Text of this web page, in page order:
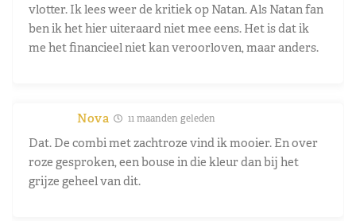
vlotter. Ik lees weer de kritiek op Natan. Als Natan fan
ben ik het hier uiteraard niet mee eens. Het is dat ik
me het financieel niet kan veroorloven, maar anders.
Nova 11 maanden geleden
Dat. De combi met zachtroze vind ik mooier. En over
roze gesproken, een bouse in die kleur dan bij het
grijze geheel van dit.